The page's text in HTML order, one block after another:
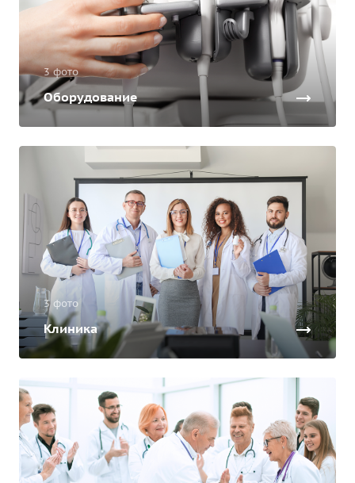
3 фото
Оборудование
3 фото
Клиника